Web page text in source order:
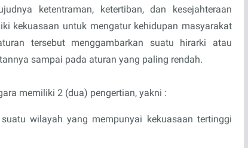
ketentraman, ketertiban, dan kesejahteraan
kekuasaan untuk mengatur kehidupan masyarakat
tersebut menggambarkan suatu hirarki atau
sampai pada aturan yang paling rendah.
memiliki 2 (dua) pengertian, yakni :
wilayah yang mempunyai kekuasaan tertinggi